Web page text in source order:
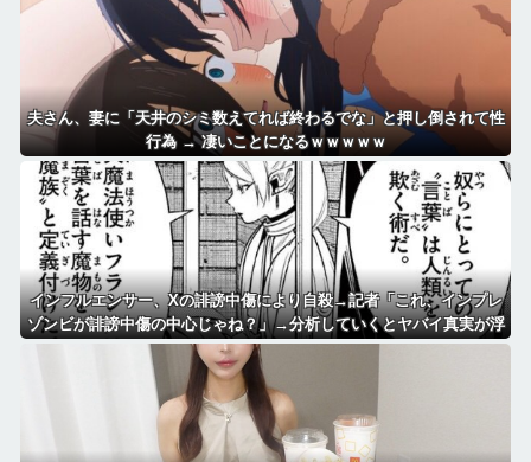
夫さん、妻に「天井のシミ数えてれば終わるでな」と押し倒されて性
行為 → 凄いことになるｗｗｗｗｗ
インフルエンサー、Xの誹謗中傷により自殺→記者「これ、インプレ
ゾンビが誹謗中傷の中心じゃね？」→分析していくとヤバイ真実が浮
かび上がる